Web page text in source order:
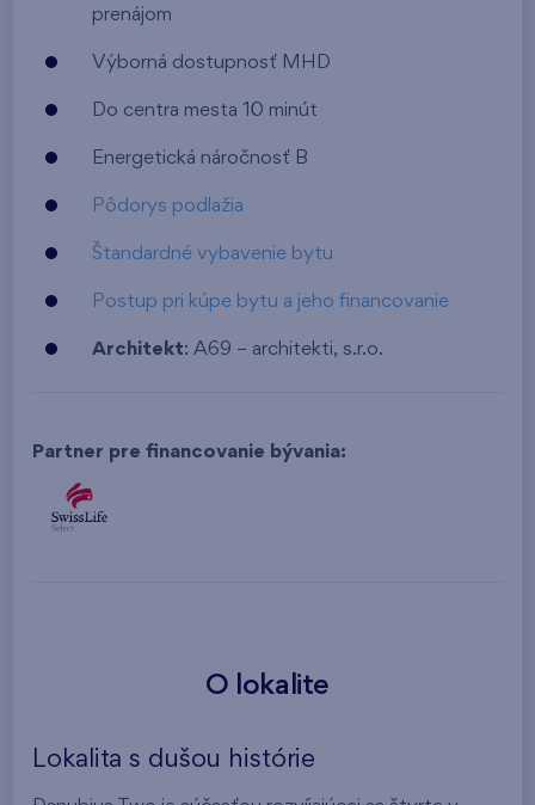
prenájom
Výborná dostupnosť MHD
Do centra mesta 10 minút
Energetická náročnosť B
Pôdorys podlažia
Štandardné vybavenie bytu
Postup pri kúpe bytu a jeho financovanie
Architekt: A69 – architekti, s.r.o.
Partner pre financovanie bývania:
O lokalite
Lokalita s dušou histórie